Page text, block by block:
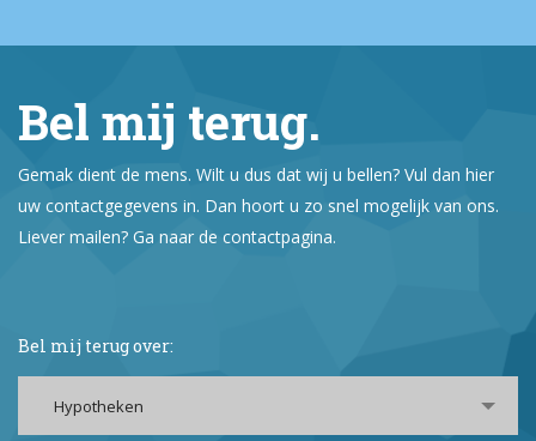
Bel mij terug.
Gemak dient de mens. Wilt u dus dat wij u bellen? Vul dan hier
uw contactgegevens in. Dan hoort u zo snel mogelijk van ons.
Liever mailen? Ga naar de contactpagina.
Bel mij terug over:
Hypotheken